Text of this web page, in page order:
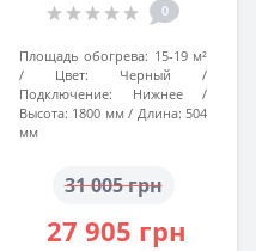
0
Площадь обогрева: 15-19 м²
Цвет:
Черный
Подключение:
Нижнее
Высота: 1800 мм Длина: 504
мм
31 005 грн
27 905 грн